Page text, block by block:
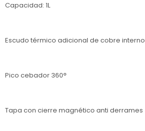
Capacidad: 1L
Escudo térmico adicional de cobre interno
Pico cebador 360°
Tapa con cierre magnético anti derrames